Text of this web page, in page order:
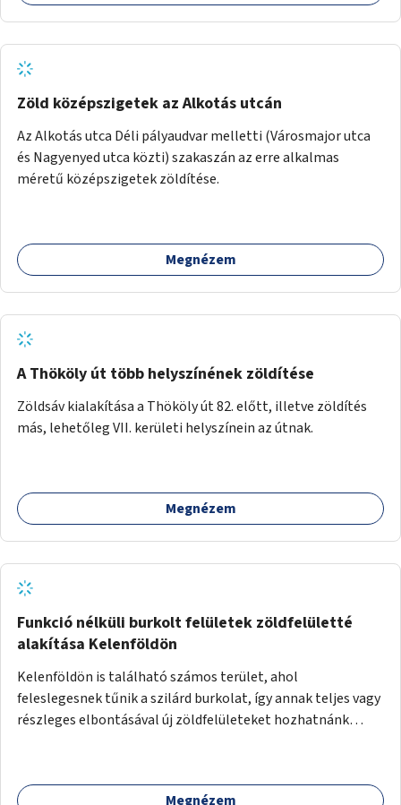
Zöld középszigetek az Alkotás utcán
Az Alkotás utca Déli pályaudvar melletti (Városmajor utca
és Nagyenyed utca közti) szakaszán az erre alkalmas
méretű középszigetek zöldítése.
Megnézem
A Thököly út több helyszínének zöldítése
Zöldsáv kialakítása a Thököly út 82. előtt, illetve zöldítés
más, lehetőleg VII. kerületi helyszínein az útnak.
Megnézem
Funkció nélküli burkolt felületek zöldfelületté
alakítása Kelenföldön
Kelenföldön is található számos terület, ahol
feleslegesnek tűnik a szilárd burkolat, így annak teljes vagy
részleges elbontásával új zöldfelületeket hozhatnánk
aszfaltos területek.
Megnézem